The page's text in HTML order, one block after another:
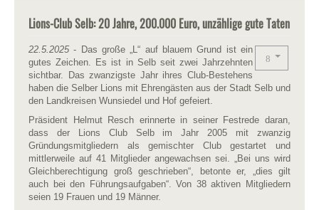
Lions-Club Selb: 20 Jahre, 200.000 Euro, unzählige gute Taten
22.5.2025 - Das große „L“ auf blauem Grund ist ein
gutes Zeichen. Es ist in Selb seit zwei Jahrzehnten
sichtbar. Das zwanzigste Jahr ihres Club-Bestehens
haben die Selber Lions mit Ehrengästen aus der Stadt Selb und
den Landkreisen Wunsiedel und Hof gefeiert.
Präsident Helmut Resch erinnerte in seiner Festrede daran,
dass der Lions Club Selb im Jahr 2005 mit zwanzig
Gründungsmitgliedern als gemischter Club gestartet und
mittlerweile auf 41 Mitglieder angewachsen sei. „Bei uns wird
Gleichberechtigung groß geschrieben“, betonte er, „dies gilt
auch bei den Führungsaufgaben“. Von 38 aktiven Mitgliedern
seien 19 Frauen und 19 Männer.